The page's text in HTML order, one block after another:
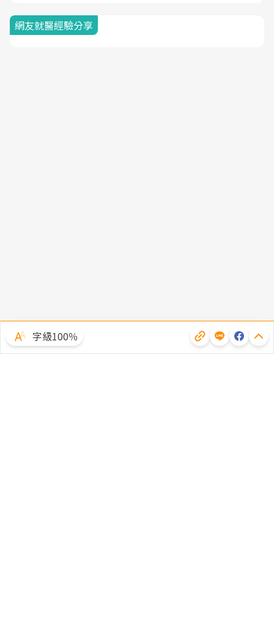
網友就醫經驗分享
字級100％